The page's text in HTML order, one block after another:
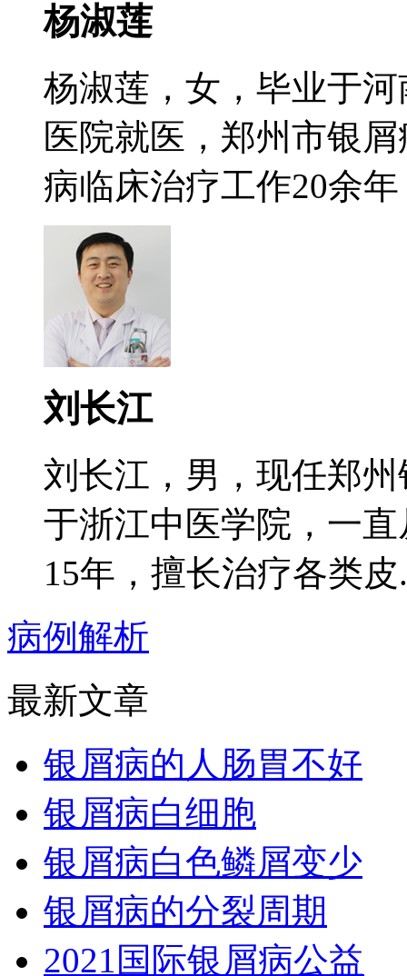
杨淑莲
杨淑莲，女，毕业于
医院就医，郑州市银
病临床治疗工作20余
刘长江
刘长江，男，现任郑
于浙江中医学院，一
15年，擅长治疗各类皮
病例解析
最新文章
银屑病的人肠胃不好
银屑病白细胞
银屑病白色鳞屑变少
银屑病的分裂周期
2021国际银屑病公益